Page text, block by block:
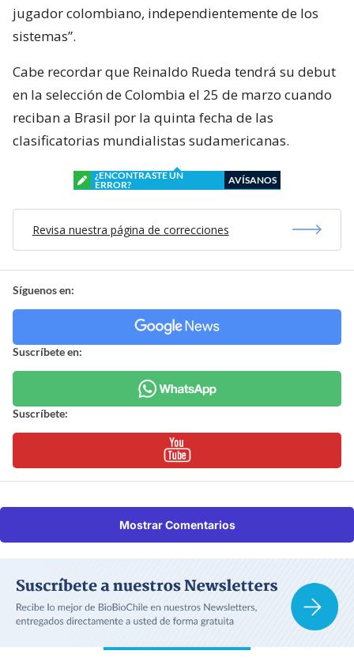
jugador colombiano, independientemente de los
sistemas”.
Cabe recordar que Reinaldo Rueda tendrá su debut
en la selección de Colombia el 25 de marzo cuando
reciban a Brasil por la quinta fecha de las
clasificatorias mundialistas sudamericanas.
¿ENCONTRASTE UN
ERROR?
AVÍSANOS
Revisa nuestra página de correcciones
Síguenos en:
Suscríbete en:
Suscríbete:
Mostrar Comentarios